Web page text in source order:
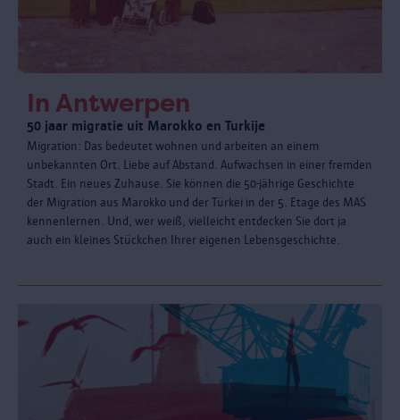
In Antwerpen
50 jaar migratie uit Marokko en Turkije
Migration: Das bedeutet wohnen und arbeiten an einem
unbekannten Ort. Liebe auf Abstand. Aufwachsen in einer fremden
Stadt. Ein neues Zuhause. Sie können die 50-jährige Geschichte
der Migration aus Marokko und der Türkei in der 5. Etage des MAS
kennenlernen. Und, wer weiß, vielleicht entdecken Sie dort ja
auch ein kleines Stückchen Ihrer eigenen Lebensgeschichte.